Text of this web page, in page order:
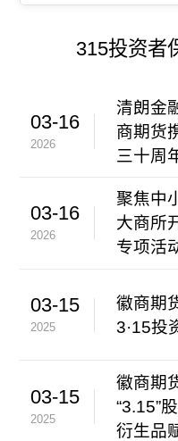
315投资者
03-16
2026
清朗金
商期货
三十周
03-16
2026
聚焦中
大商所
专项活
03-15
2025
徽商期
3·15投
03-15
2025
徽商期
“3.15”
衍生品